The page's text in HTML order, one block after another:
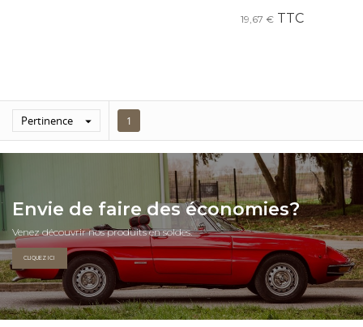
19,67 € TTC
Pertinence  1
Envie de faire des économies?
Venez découvrir nos produits en soldes.
CLIQUEZ ICI